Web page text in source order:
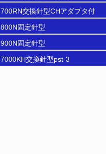
700RN交換針型CHアダプタ付
800N固定針型
900N固定針型
7000KH交換針型pst-3